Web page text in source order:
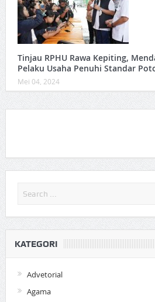
Tinjau RPHU Rawa Kepiting,
Pelaku Usaha Penuhi Standar
Mei 04, 2024
KATEGORI
Advetorial
Agama